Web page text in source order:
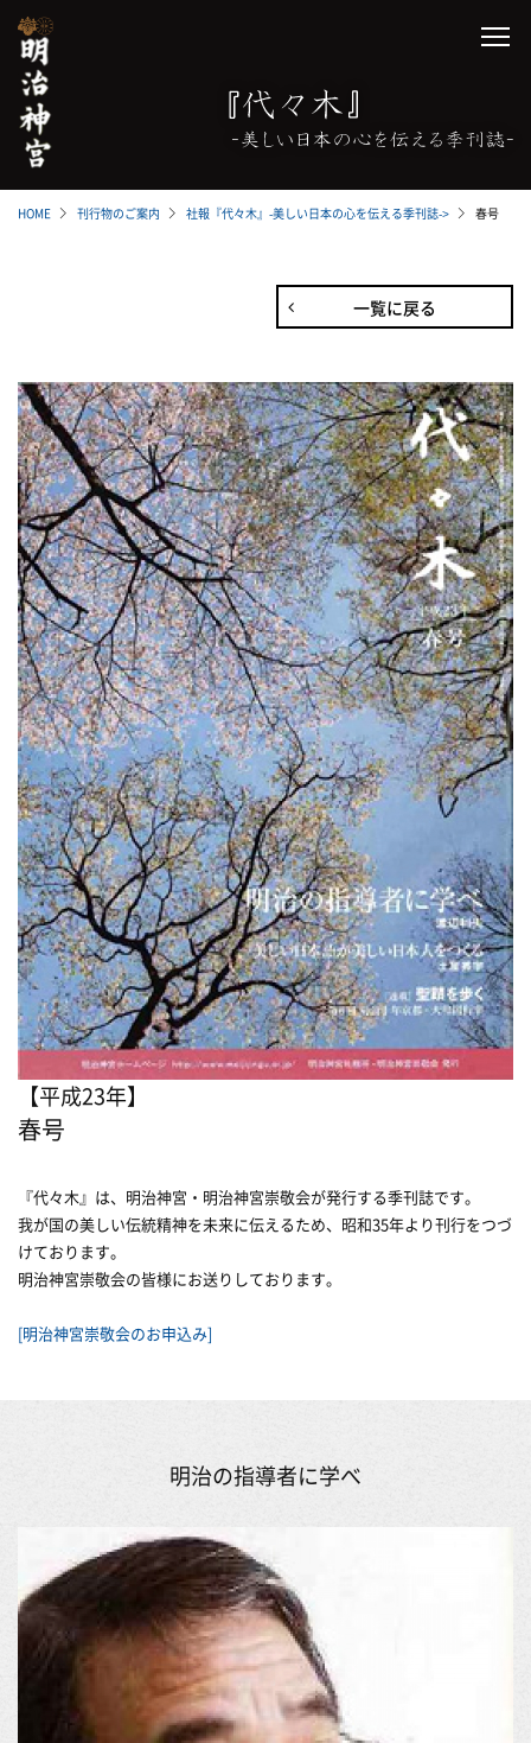
HOME 刊行物のご案内 社報『代々木』-美しい日本の心を伝える季刊誌-> 春号
一覧に戻る
【平成23年】
春号
『代々木』は、明治神宮・明治神宮崇敬会が発行する季刊誌です。
我が国の美しい伝統精神を未来に伝えるため、昭和35年より刊行をつづ
けております。
明治神宮崇敬会の皆様にお送りしております。
[明治神宮崇敬会のお申込み]
明治の指導者に学べ